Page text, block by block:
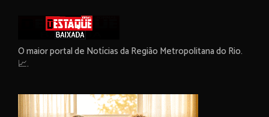
O maior portal de Notícias da Região Metropolitana do Rio.
📈.